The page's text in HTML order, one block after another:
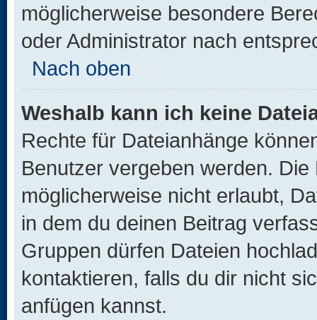
möglicherweise besondere
oder Administrator nach
Nach oben
Weshalb kann ich keine
Rechte für Dateianhänge
Benutzer vergeben werden.
möglicherweise nicht erlaubt,
in dem du deinen Beitrag
Gruppen dürfen Dateien
kontaktieren, falls du dir nicht
anfügen kannst.